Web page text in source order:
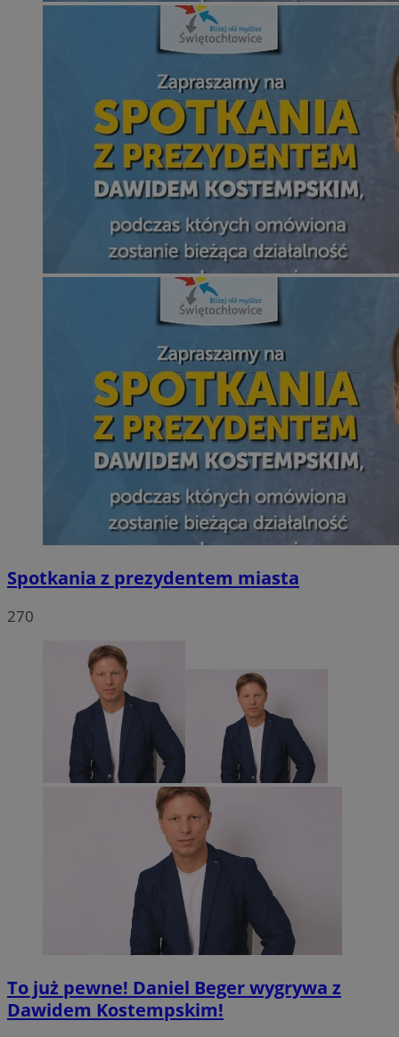
Spotkania z prezydentem miasta
270
To już pewne! Daniel Beger wygrywa z
Dawidem Kostempskim!